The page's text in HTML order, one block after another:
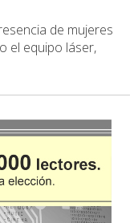
de mujeres
el equipo láser,